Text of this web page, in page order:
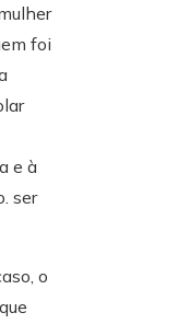
foi
e à
ser
o